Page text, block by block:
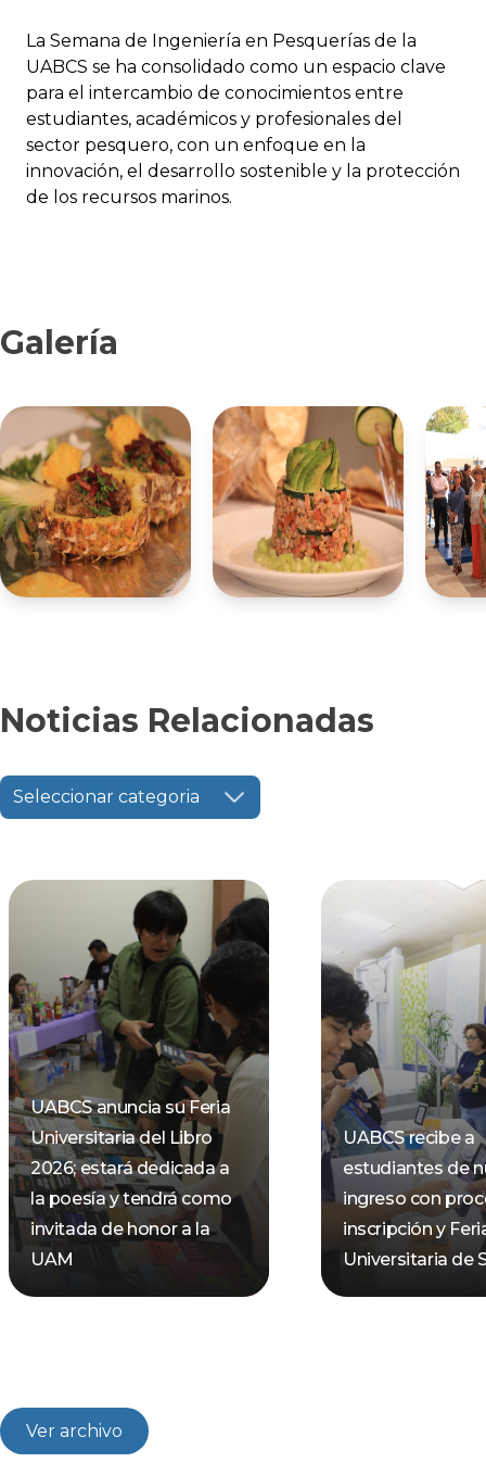
La Semana de Ingeniería en Pesquerías de la
UABCS se ha consolidado como un espacio clave
para el intercambio de conocimientos entre
estudiantes, académicos y profesionales del
sector pesquero, con un enfoque en la
innovación, el desarrollo sostenible y la protección
de los recursos marinos.
Galería
Noticias Relacionadas
Seleccionar categoria
UABCS anuncia su Feria
Universitaria del Libro
2026; estará dedicada a
la poesía y tendrá como
invitada de honor a la
UAM
UABCS recibe a
estudiantes de
ingreso con
inscripción y
Universitaria de
Ver archivo